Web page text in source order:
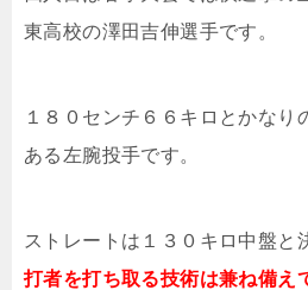
東高校の澤田吉伸選手です。
１８０センチ６６キロとかなり
ある左腕投手です。
ストレートは１３０キロ中盤と
打者を打ち取る技術は兼ね備え